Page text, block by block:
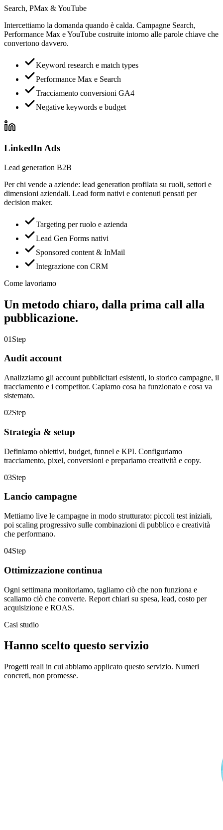
Search, PMax & YouTube
Intercettiamo la domanda quando è calda. Campagne Search,
Performance Max e YouTube costruite intorno alle parole chiave che
convertono davvero.
Keyword research e match types
Performance Max e Search
Tracciamento conversioni GA4
Negative keywords e budget
LinkedIn Ads
Lead generation B2B
Per chi vende a aziende: lead generation profilata su ruoli, settori e
dimensioni aziendali. Lead form nativi e contenuti pensati per
decision maker.
Targeting per ruolo e azienda
Lead Gen Forms nativi
Sponsored content & InMail
Integrazione con CRM
Come lavoriamo
Un metodo chiaro, dalla prima call alla
pubblicazione.
01 Step
Audit account
Analizziamo gli account pubblicitari esistenti, lo storico campagne, il
tracciamento e i competitor. Capiamo cosa ha funzionato e cosa va
sistemato.
02Step
Strategia & setup
Definiamo obiettivi, budget, funnel e KPI. Configuriamo
tracciamento, pixel, conversioni e prepariamo creatività e copy.
03Step
Lancio campagne
Mettiamo live le campagne in modo strutturato: piccoli test iniziali,
poi scaling progressivo sulle combinazioni di pubblico e creatività
che performano.
04Step
Ottimizzazione continua
Ogni settimana monitoriamo, tagliamo ciò che non funziona e
scaliamo ciò che converte. Report chiari su spesa, lead, costo per
acquisizione e ROAS.
Casi studio
Hanno scelto questo servizio
Progetti reali in cui abbiamo applicato questo servizio. Numeri
concreti, non promesse.